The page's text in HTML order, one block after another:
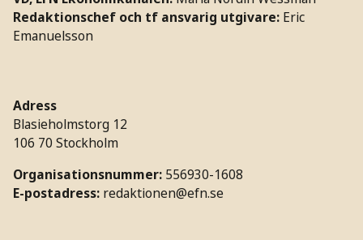
Redaktionschef och tf ansvarig utgivare: Eric
Emanuelsson
Adress
Blasieholmstorg 12
106 70 Stockholm
Organisationsnummer: 556930-1608
E-postadress: redaktionen@efn.se